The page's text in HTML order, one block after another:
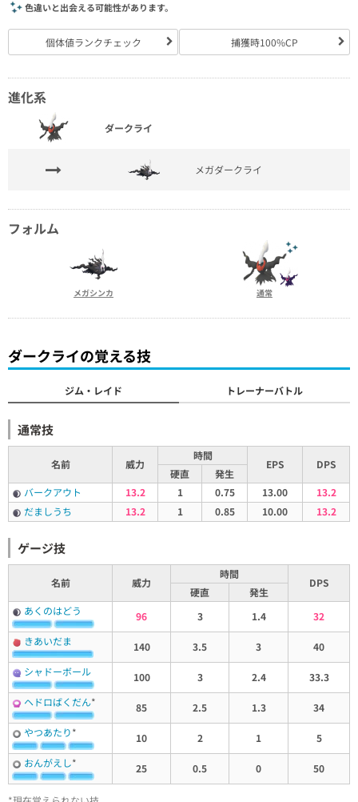
色違いと出会える可能性があります。
個体値ランクチェック 捕獲時100%CP
進化系
ダークライ
メガダークライ
フォルム
メガシンカ 通常
ダークライの覚える技
ジム・レイド トレーナーバトル
通常技
名前 威力
時間
EPS DPS
硬直
発生
バークアウト
13.2 1 0.75 13.00
13.2
だましうち
13.2 1 0.85 10.00 13.2
ゲージ技
名前 威力
時間
DPS
硬直
発生
あくのはどう
96 3 1.4
32
きあいだま
140 3.5 3
40
シャドーボール
100 3 2.4
33.3
ヘドロばくだん* 85 2.5 1.3
34
やつあたり* 10 2 1
5
おんがえし* 25 0.5 0 50